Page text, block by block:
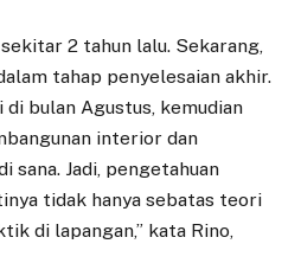
2 tahun lalu. Sekarang,
tahap penyelesaian akhir.
di bulan Agustus, kemudian
interior dan
sana. Jadi, pengetahuan
tidak hanya sebatas teori
di lapangan,” kata Rino,